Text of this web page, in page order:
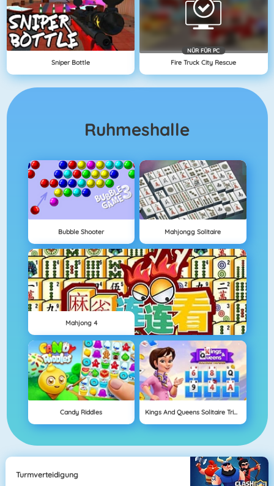
Sniper Bottle
NÜR FÜR PC
Fire Truck City Rescue
Ruhmeshalle
Bubble Shooter Mahjongg Solitaire
Mahjong 4
Candy Riddles Kings And Queens Solitaire Tripeaks
Turmverteidigung